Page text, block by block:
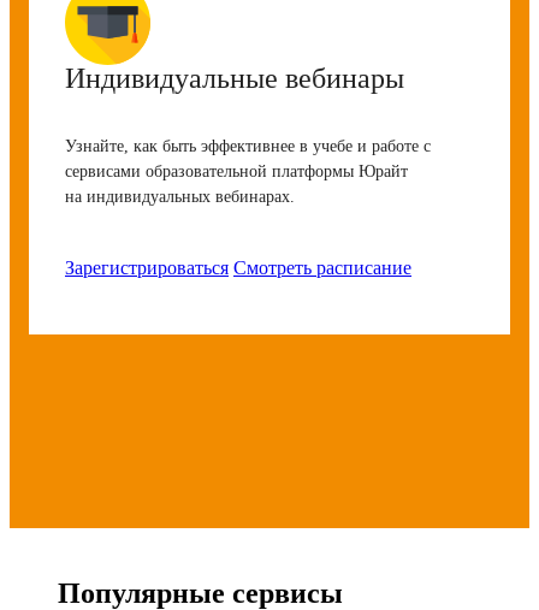
Индивидуальные вебинары
Узнайте, как быть эффективнее в учебе и работе с
сервисами образовательной платформы Юрайт
на индивидуальных вебинарах.
Зарегистрироваться Смотреть расписание
Популярные сервисы